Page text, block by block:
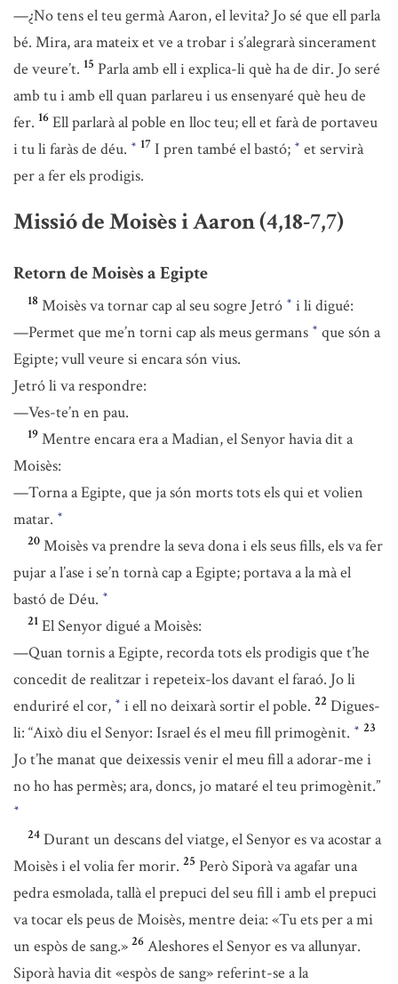
—¿No tens el teu germà Aaron, el levita? Jo sé que ell parla
bé. Mira, ara mateix et ve a trobar i s’alegrarà sincerament
de veure’t. 15 Parla amb ell i explica-li què ha de dir. Jo seré
amb tu i amb ell quan parlareu i us ensenyaré què heu de
fer. 16 Ell parlarà al poble en lloc teu; ell et farà de portaveu
i tu li faràs de déu. * 17 I pren també el bastó; * et servirà
per a fer els prodigis.
Missió de Moisès i Aaron (4,18-7,7)
Retorn de Moisès a Egipte
18 Moisès va tornar cap al seu sogre Jetró * i li digué:
—Permet que me’n torni cap als meus germans * que són a
Egipte; vull veure si encara són vius.
Jetró li va respondre:
—Ves-te’n en pau.
19 Mentre encara era a Madian, el Senyor havia dit a
Moisès:
—Torna a Egipte, que ja són morts tots els qui et volien
matar. *
20 Moisès va prendre la seva dona i els seus fills, els va fer
pujar a l’ase i se’n tornà cap a Egipte; portava a la mà el
bastó de Déu. *
21 El Senyor digué a Moisès:
—Quan tornis a Egipte, recorda tots els prodigis que t’he
concedit de realitzar i repeteix-los davant el faraó. Jo li
enduriré el cor, * i ell no deixarà sortir el poble. 22 Digues-
li: “Això diu el Senyor: Israel és el meu fill primogènit. * 23
Jo t’he manat que deixessis venir el meu fill a adorar-me i
no ho has permès; ara, doncs, jo mataré el teu primogènit.”
*
24 Durant un descans del viatge, el Senyor es va acostar a
Moisès i el volia fer morir. 25 Però Siporà va agafar una
pedra esmolada, tallà el prepuci del seu fill i amb el prepuci
va tocar els peus de Moisès, mentre deia: «Tu ets per a mi
un espòs de sang.» 26 Aleshores el Senyor es va allunyar.
Siporà havia dit «espòs de sang» referint-se a la